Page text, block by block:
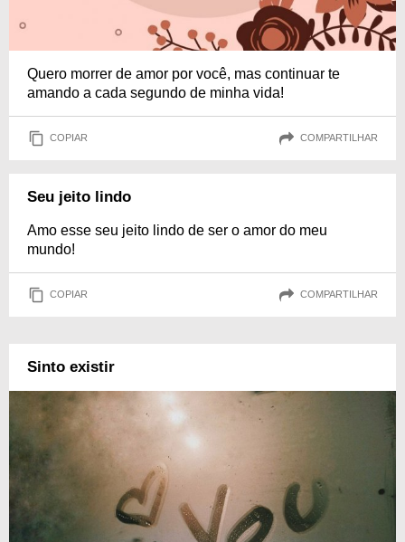
Quero morrer de amor por você, mas continuar te
amando a cada segundo de minha vida!
COPIAR COMPARTILHAR
Seu jeito lindo
Amo esse seu jeito lindo de ser o amor do meu
mundo!
COPIAR COMPARTILHAR
Sinto existir